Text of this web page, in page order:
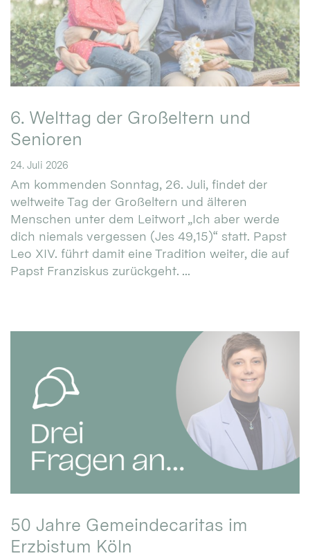
6. Welttag der Großeltern und
Senioren
24. Juli 2026
Am kommenden Sonntag, 26. Juli, findet der
weltweite Tag der Großeltern und älteren
Menschen unter dem Leitwort „Ich aber werde
dich niemals vergessen (Jes 49,15)“ statt. Papst
Leo XIV. führt damit eine Tradition weiter, die auf
Papst Franziskus zurückgeht. ...
50 Jahre Gemeindecaritas im
Erzbistum Köln